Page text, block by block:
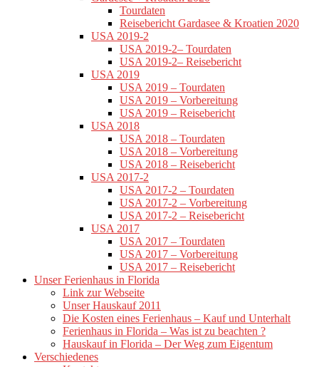
Tourdaten
Reisebericht Gardasee & Kroatien 2020
USA 2019-2
USA 2019-2– Tourdaten
USA 2019-2– Reisebericht
USA 2019
USA 2019 – Tourdaten
USA 2019 – Vorbereitung
USA 2019 – Reisebericht
USA 2018
USA 2018 – Tourdaten
USA 2018 – Vorbereitung
USA 2018 – Reisebericht
USA 2017-2
USA 2017-2 – Tourdaten
USA 2017-2 – Vorbereitung
USA 2017-2 – Reisebericht
USA 2017
USA 2017 – Tourdaten
USA 2017 – Vorbereitung
USA 2017 – Reisebericht
Unser Ferienhaus in Florida
Link zur Webseite
Unser Hauskauf 2011
Die Kosten eines Ferienhaus – Kauf und Unterhalt
Ferienhaus in Florida – Was ist zu beachten ?
Hauskauf in Florida – Der Weg zum Eigentum
Verschiedenes